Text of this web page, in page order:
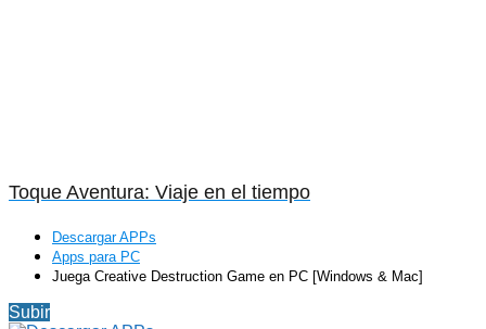
Toque Aventura: Viaje en el tiempo
Descargar APPs
Apps para PC
Juega Creative Destruction Game en PC [Windows & Mac]
Subir